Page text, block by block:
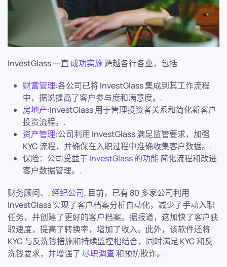
InvestGlass 一直 成功实施跨越各行各业，包括
财富管理:各公司已将 InvestGlass 集成到其工作流程
中，据说提高了客户参与度和满意度。.
房地产:InvestGlass 用于管理投资者关系和简化新客户
投资流程。.
资产管理:公司利用 InvestGlass 满足监管要求，加强
KYC 流程，并确保在入职过程中准确收集客户数据。.
保险：公司受益于 InvestGlass 的功能简化流程和改进
客户数据管理。.
财务顾问、,经纪公司, 目前，已有 80 多家公司利用
InvestGlass 实现了客户档案分析自动化，减少了手动入职
任务，并创建了更好的客户档案。据报道，这加快了客户获
取速度，提高了转换率，增加了收入。此外，该软件还将
KYC 与反洗钱措施和持续监控相结合，同时满足 KYC 和反
洗钱要求，并增强了 尽职调查和预防欺诈。.